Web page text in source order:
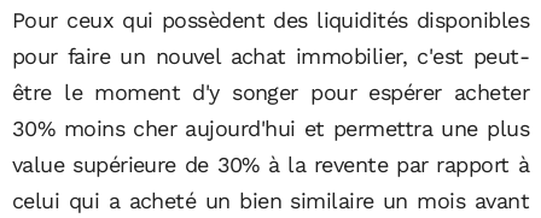
Pour ceux qui possèdent des liquidités disponibles
pour faire un nouvel achat immobilier, c'est peut-
être le moment d'y songer pour espérer acheter
30% moins cher aujourd'hui et permettra une plus
value supérieure de 30% à la revente par rapport à
celui qui a acheté un bien similaire un mois avant